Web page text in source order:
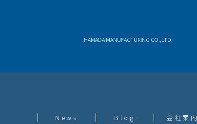
News Blog 会社案内
HAMADA MANUFACTURING CO.,LTD.